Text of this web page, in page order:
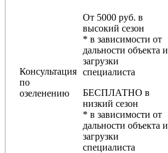
Консультация
по
озеленению
От 5000 руб. в
высокий сезон
* в зависимости от
дальности объекта и
загрузки
специалиста
БЕСПЛАТНО в
низкий сезон
* в зависимости от
дальности объекта и
загрузки
специалиста